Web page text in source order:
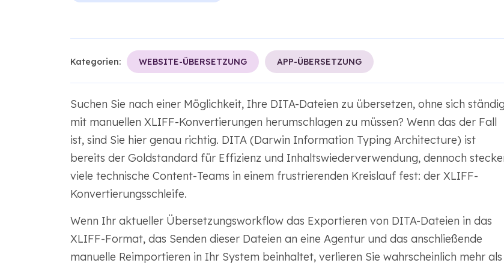
Kategorien: WEBSITE-ÜBERSETZUNG APP-ÜBERSETZUNG
Suchen Sie nach einer Möglichkeit, Ihre DITA-Dateien zu übersetzen, ohne sich ständig
mit manuellen XLIFF-Konvertierungen herumschlagen zu müssen? Wenn das der Fall
ist, sind Sie hier genau richtig. DITA (Darwin Information Typing Architecture) ist
bereits der Goldstandard für Effizienz und Inhaltswiederverwendung, dennoch
viele technische Content-Teams in einem frustrierenden Kreislauf fest: der XLIFF-
Konvertierungsschleife.
Wenn Ihr aktueller Übersetzungsworkflow das Exportieren von DITA-Dateien in das
XLIFF-Format, das Senden dieser Dateien an eine Agentur und das anschließende
manuelle Reimportieren in Ihr System beinhaltet, verlieren Sie wahrscheinlich mehr als